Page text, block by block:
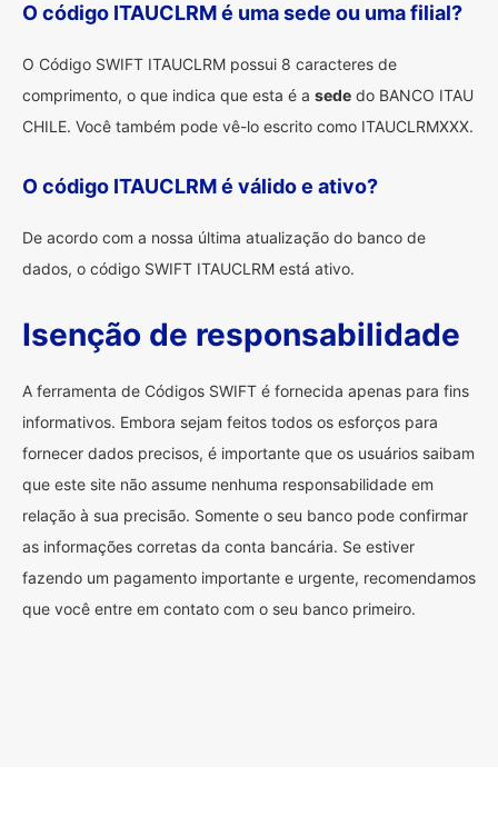
O código ITAUCLRM é uma sede ou uma filial?
O Código SWIFT ITAUCLRM possui 8 caracteres de
comprimento, o que indica que esta é a sede do BANCO ITAU
CHILE. Você também pode vê-lo escrito como ITAUCLRMXXX.
O código ITAUCLRM é válido e ativo?
De acordo com a nossa última atualização do banco de
dados, o código SWIFT ITAUCLRM está ativo.
Isenção de responsabilidade
A ferramenta de Códigos SWIFT é fornecida apenas para fins
informativos. Embora sejam feitos todos os esforços para
fornecer dados precisos, é importante que os usuários saibam
que este site não assume nenhuma responsabilidade em
relação à sua precisão. Somente o seu banco pode confirmar
as informações corretas da conta bancária. Se estiver
fazendo um pagamento importante e urgente, recomendamos
que você entre em contato com o seu banco primeiro.